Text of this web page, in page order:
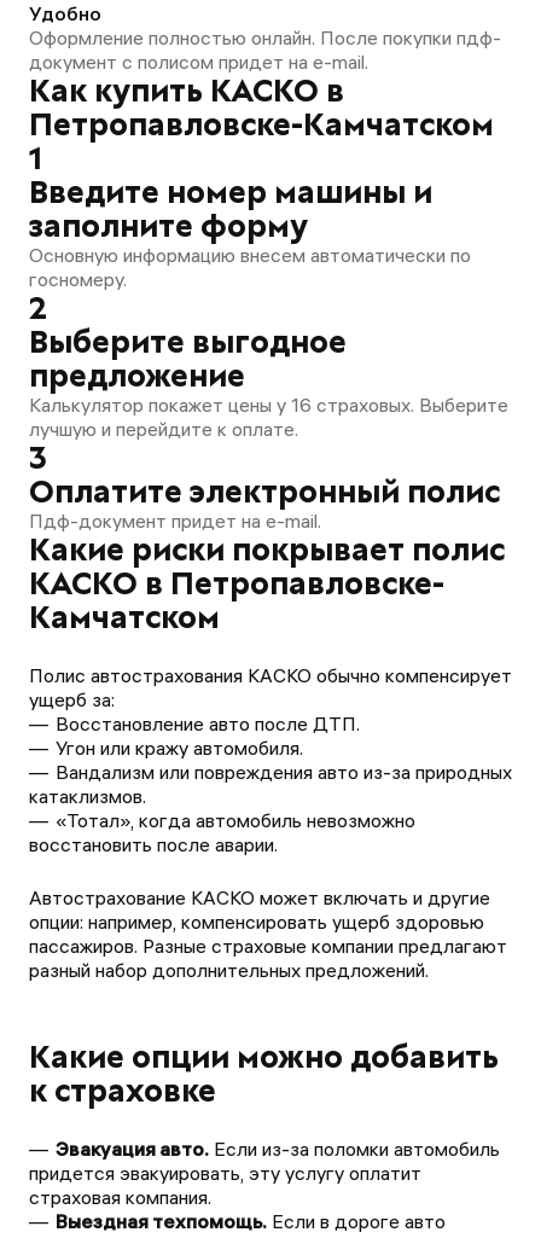
Удобно
Оформление полностью онлайн. После покупки пдф-
документ с полисом придет на e-mail.
Как купить КАСКО в
Петропавловске-Камчатском
1
Введите номер машины и
заполните форму
Основную информацию внесем автоматически по
госномеру.
2
Выберите выгодное
предложение
Калькулятор покажет цены у 16 страховых. Выберите
лучшую и перейдите к оплате.
3
Оплатите электронный полис
Пдф-документ придет на e-mail.
Какие риски покрывает полис
КАСКО в Петропавловске-
Камчатском
Полис автострахования КАСКО обычно компенсирует
ущерб за:
Восстановление авто после ДТП.
Угон или кражу автомобиля.
Вандализм или повреждения авто из-за природных
катаклизмов.
«Тотал», когда автомобиль невозможно
восстановить после аварии.
Автострахование КАСКО может включать и другие
опции: например, компенсировать ущерб здоровью
пассажиров. Разные страховые компании предлагают
разный набор дополнительных предложений.
Какие опции можно добавить
к страховке
Эвакуация авто. Если из-за поломки автомобиль
придется эвакуировать, эту услугу оплатит
страховая компания.
Выездная техпомощь. Если в дороге авто